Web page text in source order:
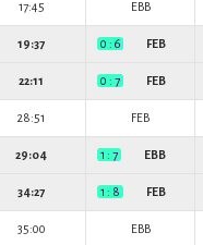
17:45 EBB
19:37 0 : 6 FEB
22:11 0 : 7 FEB
28:51 FEB
29:04 1 : 7 EBB
34:27 1 : 8 FEB
35:00 EBB